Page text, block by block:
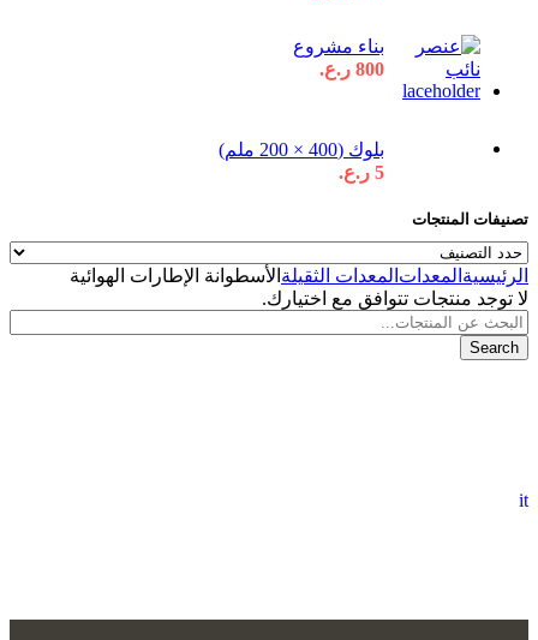
بناء مشروع
800 ر.ع.
بلوك (400 × 200 ملم)
5 ر.ع.
تصنيفات المنتجات
الرئيسية المعدات المعدات الثقيلة الأسطوانة الإطارات الهوائية
لا توجد منتجات تتوافق مع اختيارك.
Search
it